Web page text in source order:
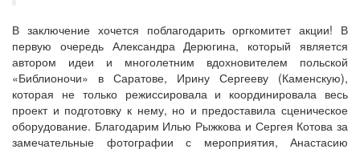
В заключение хочется поблагодарить оргкомитет акции! В
первую очередь Александра Дерюгина, который является
автором идеи и многолетним вдохновителем польской
«Библионочи» в Саратове, Ирину Сергееву (Каменскую),
которая не только режиссировала и координировала весь
проект и подготовку к нему, но и предоставила сценическое
оборудование. Благодарим Илью Рыжкова и Сергея Котова за
замечательные фотографии с мероприятия, Анастасию